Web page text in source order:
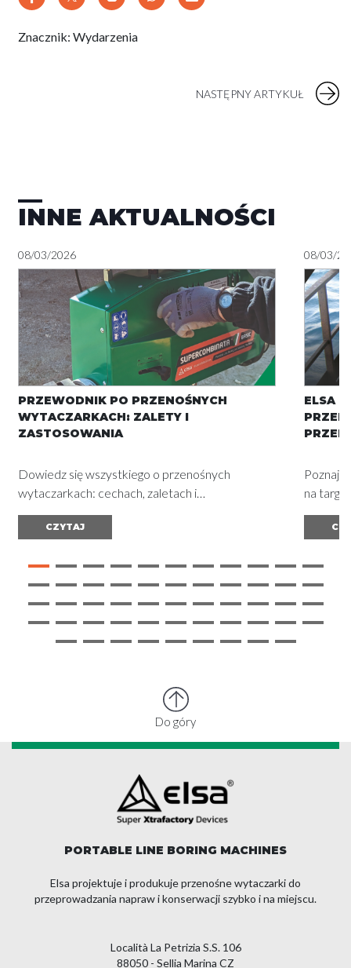
Znacznik: Wydarzenia
NASTĘPNY ARTYKUŁ
INNE AKTUALNOŚCI
08/03/2026
PRZEWODNIK PO PRZENOŚNYCH
WYTACZARKACH: ZALETY I
ZASTOSOWANIA
Dowiedz się wszystkiego o przenośnych
wytaczarkach: cechach, zaletach i
zastosowaniach w różnych sektorach.
Kompletny przewodnik i uzyskaj doskonałe
CZYTAJ
08/03/
ELSA
Poznaj
na
statków
Do góry
PORTABLE LINE BORING MACHINES
Elsa projektuje i produkuje przenośne wytaczarki do
przeprowadzania napraw i konserwacji szybko i na miejscu.
Località La Petrizia S.S. 106
88050 - Sellia Marina CZ